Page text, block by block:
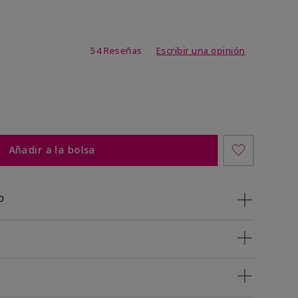
de 5 54 Reseñas Escribir una opinión
Añadir a la bolsa